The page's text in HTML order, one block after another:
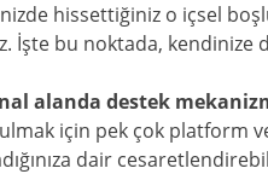
hissettiğiniz o içsel
İşte bu noktada, kendinize
alanda destek
için pek çok
dair